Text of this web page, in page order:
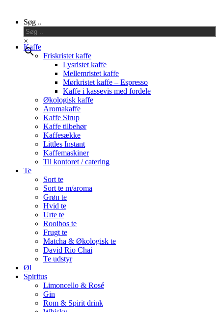
Menu
Søg ..
×
Kaffe
Friskristet kaffe
Lysristet kaffe
Mellemristet kaffe
Mørkristet kaffe – Espresso
Kaffe i kassevis med fordele
Økologisk kaffe
Aromakaffe
Kaffe Sirup
Kaffe tilbehør
Kaffesække
Littles Instant
Kaffemaskiner
Til kontoret / catering
Te
Sort te
Sort te m/aroma
Grøn te
Hvid te
Urte te
Rooibos te
Frugt te
Matcha & Økologisk te
David Rio Chai
Te udstyr
Øl
Spiritus
Limoncello & Rosé
Gin
Rom & Spirit drink